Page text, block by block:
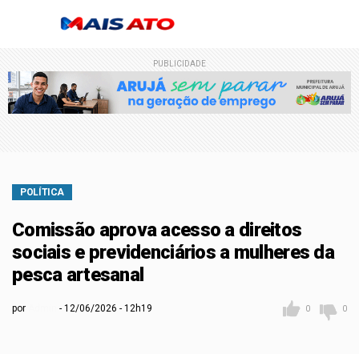
PUBLICIDADE
POLÍTICA
Comissão aprova acesso a direitos
sociais e previdenciários a mulheres da
pesca artesanal
por 12/06/2026 - 12h19 0 0